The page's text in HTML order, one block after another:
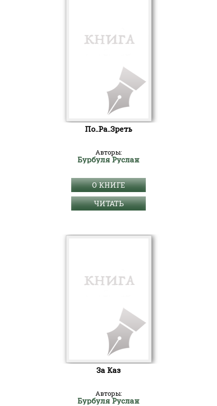
По..Ра..Зреть
Авторы:
Бурбуля Руслан
О КНИГЕ
ЧИТАТЬ
За Каз
Авторы:
Бурбуля Руслан